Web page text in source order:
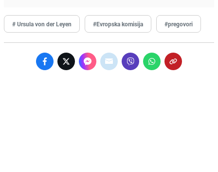
# Ursula von der Leyen #Evropska komisija #pregovori